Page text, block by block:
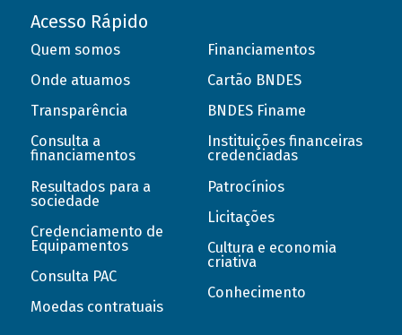
Acesso Rápido
Quem somos
Onde atuamos
Transparência
Consulta a
financiamentos
Resultados para a
sociedade
Credenciamento de
Equipamentos
Consulta PAC
Moedas contratuais
Financiamentos
Cartão BNDES
BNDES Finame
Instituições financeiras
credenciadas
Patrocínios
Licitações
Cultura e economia
criativa
Conhecimento